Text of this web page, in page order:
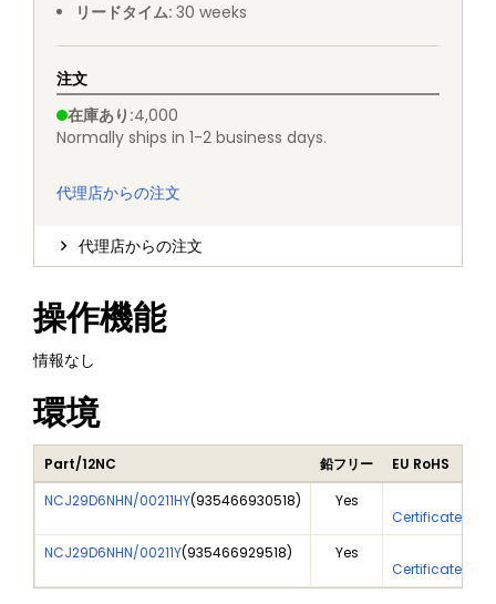
リードタイム: 30 weeks
注文
在庫あり :4,000
Normally ships in 1-2 business days.
代理店からの注文
代理店からの注文
操作機能
情報なし
環境
Part/12NC 鉛フリー
EU RoHS
NCJ29D6NHN/00211HY(935466930518) Yes
Certificate Of
NCJ29D6NHN/00211Y(935466929518) Yes
Certificate Of